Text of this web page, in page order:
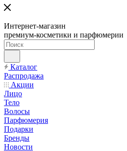
Интернет-магазин
премиум-косметики и парфюмерии
Каталог
Распродажа
Акции
Лицо
Тело
Волосы
Парфюмерия
Подарки
Бренды
Новости